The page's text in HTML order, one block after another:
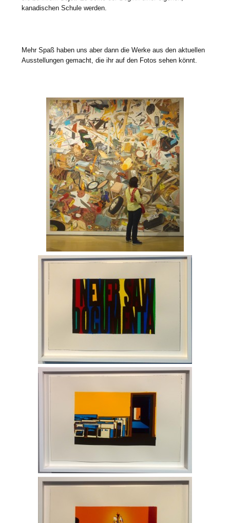
kanadischen Schule werden.
Mehr Spaß haben uns aber dann die Werke aus den aktuellen
Ausstellungen gemacht, die ihr auf den Fotos sehen könnt.